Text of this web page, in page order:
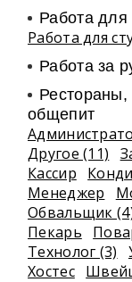
Работа для
Работа для
Работа за
общепит
Другое (11)
Кассир
Менеджер
Обвальщик
Пекарь
Технолог (3)
Хостес